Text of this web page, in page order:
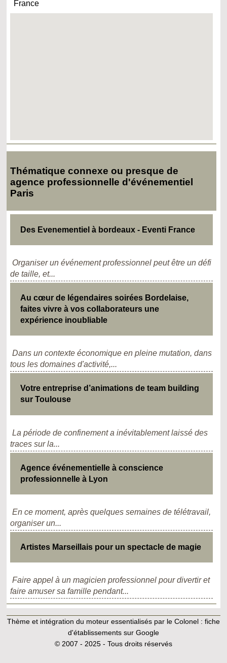
France
Thématique connexe ou presque de
agence professionnelle d'événementiel
Paris
Des Evenementiel à bordeaux - Eventi France
Organiser un événement professionnel peut être un défi
de taille, et...
Au cœur de légendaires soirées Bordelaise,
faites vivre à vos collaborateurs une
expérience inoubliable
Dans un contexte économique en pleine mutation, dans
tous les domaines d'activité,...
Votre entreprise d’animations de team building
sur Toulouse
La période de confinement a inévitablement laissé des
traces sur la...
Agence événementielle à conscience
professionnelle à Lyon
En ce moment, après quelques semaines de télétravail,
organiser un...
Artistes Marseillais pour un spectacle de magie
Faire appel à un magicien professionnel pour divertir et
faire amuser sa famille pendant...
Thème et intégration du moteur essentialisés par le Colonel : fiche
d'établissements sur Google
© 2007 - 2025 - Tous droits réservés